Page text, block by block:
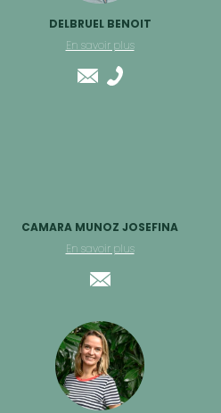
DELBRUEL BENOIT
En savoir plus
CAMARA MUNOZ JOSEFINA
En savoir plus